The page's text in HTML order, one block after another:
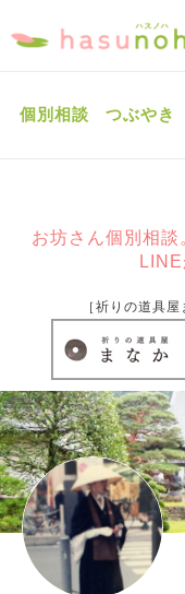
個別相談 つぶやき
お坊さん個別相
［祈りの道具